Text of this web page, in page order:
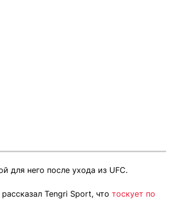
для него после ухода из UFC.
Tengri Sport, что тоскует по